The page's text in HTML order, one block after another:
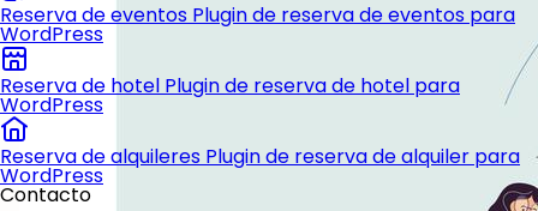
Reserva de eventos Plugin de reserva de eventos para
WordPress
Reserva de hotel Plugin de reserva de hotel para
WordPress
Reserva de alquileres Plugin de reserva de alquiler para
WordPress
Contacto